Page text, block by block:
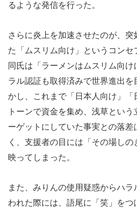
るような発信を行った。
さらに炎上を加速させたのが、
た「ムスリム向け」というコンセ
同氏は「ラーメンはムスリム向け
ラル認証も取得済みで世界進出を
かし、これまで「日本人向け」「
トーンで資金を集め、浅草という
ーゲットにしていた事実との落差
く、支援者の目には「その場しの
映ってしまった。
また、みりんの使用疑惑からハラ
われた際には、語尾に「笑」をつ